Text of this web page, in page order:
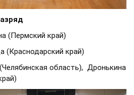
(Пермский край)
(Краснодарский край)
область), Дронькина